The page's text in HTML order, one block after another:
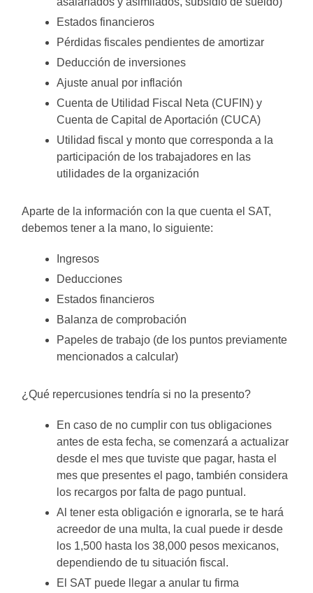
Estados financieros
Pérdidas fiscales pendientes de amortizar
Deducción de inversiones
Ajuste anual por inflación
Cuenta de Utilidad Fiscal Neta (CUFIN) y
Cuenta de Capital de Aportación (CUCA)
Utilidad fiscal y monto que corresponda a la
participación de los trabajadores en las
utilidades de la organización
Aparte de la información con la que cuenta el SAT,
debemos tener a la mano, lo siguiente:
Ingresos
Deducciones
Estados financieros
Balanza de comprobación
Papeles de trabajo (de los puntos previamente
mencionados a calcular)
¿Qué repercusiones tendría si no la presento?
En caso de no cumplir con tus obligaciones
antes de esta fecha, se comenzará a actualizar
desde el mes que tuviste que pagar, hasta el
mes que presentes el pago, también considera
los recargos por falta de pago puntual.
Al tener esta obligación e ignorarla, se te hará
acreedor de una multa, la cual puede ir desde
los 1,500 hasta los 38,000 pesos mexicanos,
dependiendo de tu situación fiscal.
El SAT puede llegar a anular tu firma